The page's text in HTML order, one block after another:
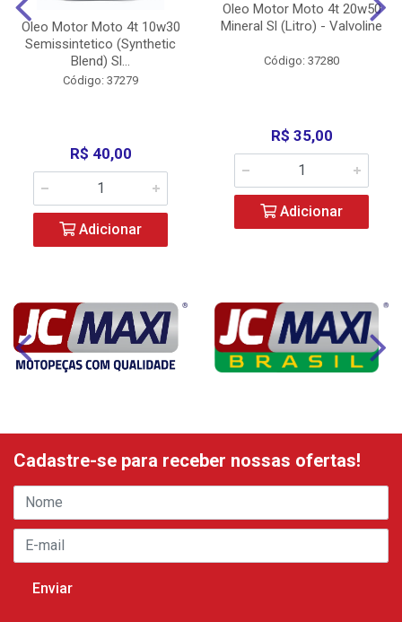
Oleo Motor Moto 4t 10w30
Semissintetico (Synthetic
Blend) Sl...
Código: 37279
R$ 40,00
Adicionar
Oleo Motor Moto 4t 20w50
Mineral Sl (Litro) - Valvoline
Código: 37280
R$ 35,00
Adicionar
Cadastre-se para receber nossas ofertas!